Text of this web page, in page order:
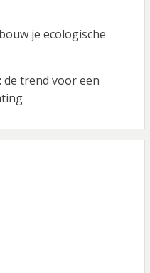
je ecologische
de trend voor een